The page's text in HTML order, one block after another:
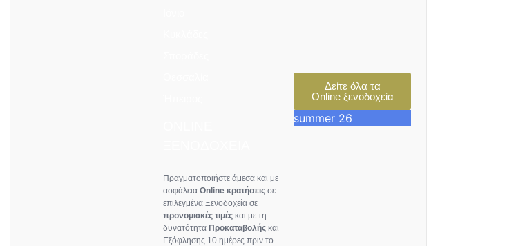
Πραγματοποιήστε άμεσα και με
ασφάλεια Online κρατήσειςσε
επιλεγμένα Ξενοδοχεία σε
προνομιακές τιμέςκαι με τη
δυνατότητα Προκαταβολήςκαι
Εξόφλησης 10 ημέρες πριν το
Δείτε όλα τα
Online ξενοδοχεία
summer 26